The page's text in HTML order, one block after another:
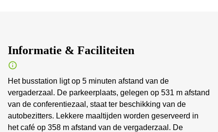
Informatie & Faciliteiten
Het busstation ligt op 5 minuten afstand van de
vergaderzaal. De parkeerplaats, gelegen op 531 m afstand
van de conferentiezaal, staat ter beschikking van de
autobezitters. Lekkere maaltijden worden geserveerd in
het café op 358 m afstand van de vergaderzaal. De